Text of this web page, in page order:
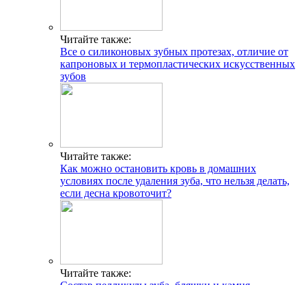
Читайте также:
Все о силиконовых зубных протезах, отличие от
капроновых и термопластических искусственных
зубов
Читайте также:
Как можно остановить кровь в домашних
условиях после удаления зуба, что нельзя делать,
если десна кровоточит?
Читайте также: